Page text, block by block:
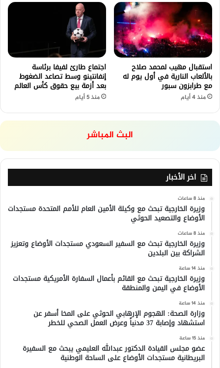
استقبال مهيب لمحمد صلاح
بالألعاب النارية في أول يوم له
مع طرابزون سبور
منذ 4 أيام
اجتماع طارئ لفيفا برئاسة
إنفانتينو وسط تصاعد الضغوط
بعد أزمة بيع حقوق كأس العالم
منذ 5 أيام
البث المباشر
اخر الأخبار
منذ 8 ساعات
وزيرة الخارجية تبحث مع وكيلة الأمين العام للأمم المتحدة مستجدات
الأوضاع والتصعيد الحوثي
منذ 8 ساعات
وزيرة الخارجية تبحث مع السفير السعودي مستجدات الأوضاع وتعزيز
الشراكة بين البلدين
منذ 14 ساعة
وزيرة الخارجية تبحث مع القائم بأعمال السفارة الأمريكية مستجدات
الأوضاع في اليمن والمنطقة
منذ 14 ساعة
وزارة الصحة: الهجوم الإرهابي الحوثي على المخا أسفر عن
استشهاد وإصابة 37 مدنياً وعرض العمل الصحي للخطر
منذ 15 ساعة
عضو مجلس القيادة الدكتور عبدالله العليمي يبحث مع السفيرة
البريطانية مستجدات الأوضاع على الساحة الوطنية